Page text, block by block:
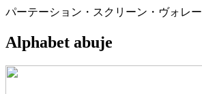
パーテーション・スクリーン・ヴォレー
Alphabet abuje